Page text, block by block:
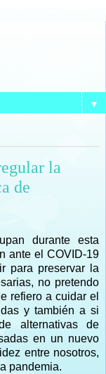
▼
la
de
durante esta
ante el COVID-19
para preservar la
no pretendo
refiero a cuidar el
y también a si
alternativas de
en un nuevo
entre nosotros,
pandemia.